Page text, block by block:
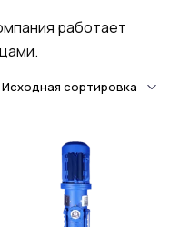
работает